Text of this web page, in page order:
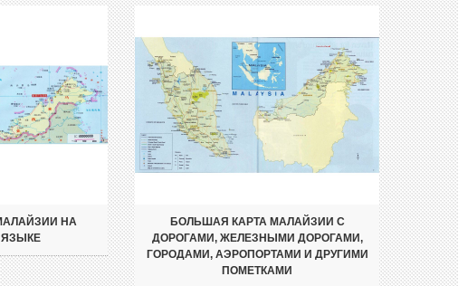
НА
ЯЗЫКЕ
БОЛЬШАЯ КАРТА МАЛАЙЗИИ С
ДОРОГАМИ, ЖЕЛЕЗНЫМИ ДОРОГАМИ,
ГОРОДАМИ, АЭРОПОРТАМИ И ДРУГИМИ
ПОМЕТКАМИ